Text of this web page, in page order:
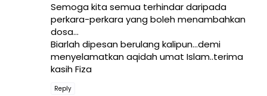
Semoga kita semua terhindar daripada
perkara-perkara yang boleh menambahkan
dosa...
Biarlah dipesan berulang kalipun...demi
menyelamatkan aqidah umat Islam..terima
kasih Fiza
Reply